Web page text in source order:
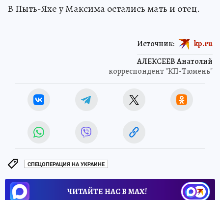
В Пыть-Яхе у Максима остались мать и отец.
АЛЕКСЕЕВ Анатолий
корреспондент "КП-Тюмень"
Источник: kp.ru
СПЕЦОПЕРАЦИЯ НА УКРАИНЕ
ЧИТАЙТЕ НАС В МАХ!